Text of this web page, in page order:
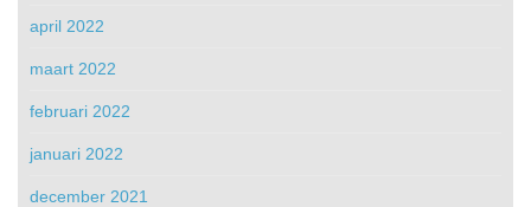
april 2022
maart 2022
februari 2022
januari 2022
december 2021